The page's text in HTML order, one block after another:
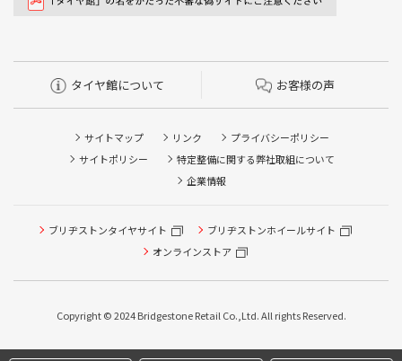
タイヤ館について お客様の声
サイトマップ リンク
プライバシーポリシー
サイトポリシー
特定整備に関する弊社取組について
企業情報
ブリヂストンタイヤサイト
ブリヂストンホイールサイト
オンラインストア
Copyright © 2024 Bridgestone Retail Co.,Ltd. All rights Reserved.
タイヤ点検・安全点検/タイヤ履き替え/オイル交換/その他